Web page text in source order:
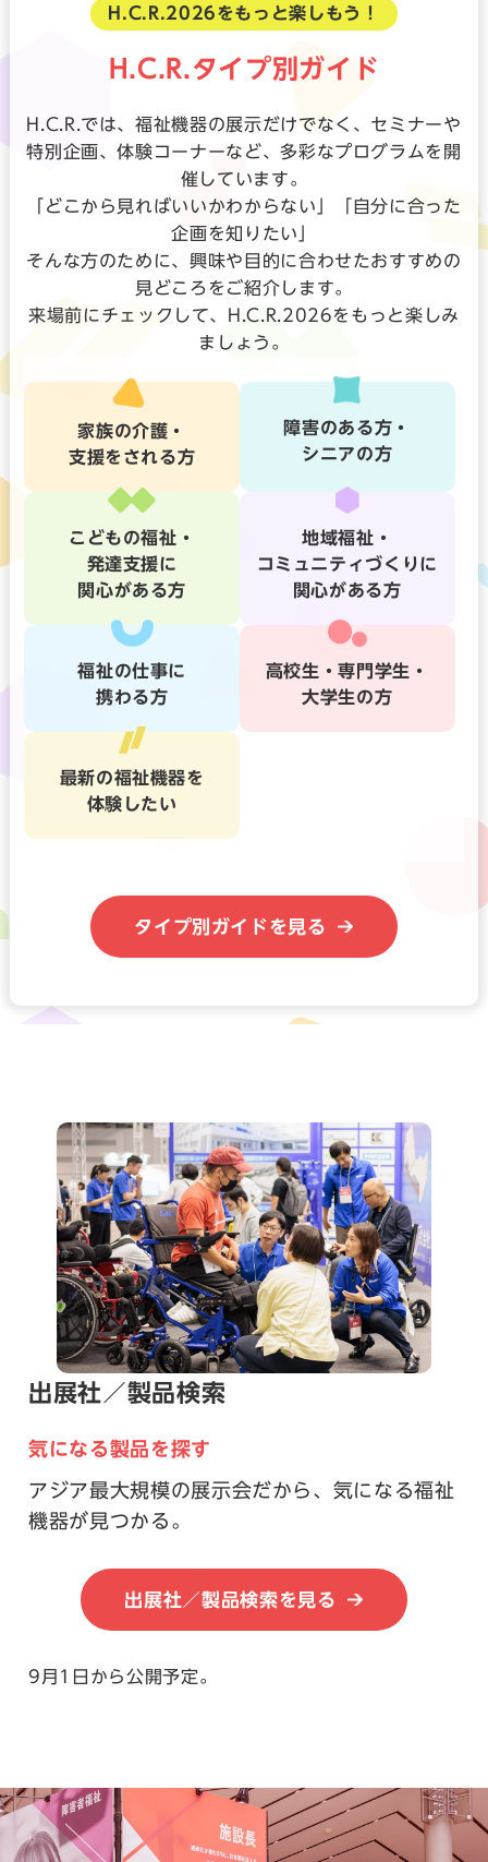
H.C.R.2026をもっと楽しもう！
H.C.R.タイプ別ガイド
H.C.R.では、福祉機器の展示だけでなく、セミナーや
特別企画、体験コーナーなど、多彩なプログラムを開
催しています。
「どこから見ればいいかわからない」「自分に合った
企画を知りたい」
そんな方のために、興味や目的に合わせたおすすめの
見どころをご紹介します。
来場前にチェックして、H.C.R.2026をもっと楽しみ
ましょう。
家族の介護・
支援をされる方
障害のある方・
シニアの方
こどもの福祉・
発達支援に
関心がある方
地域福祉・
コミュニティづくりに
関心がある方
福祉の仕事に
携わる方
高校生・専門学生・
大学生の方
最新の福祉機器を
体験したい
タイプ別ガイドを見る
出展社／製品検索
気になる製品を探す
アジア最大規模の展示会だから、気になる福祉
機器が見つかる。
出展社／製品検索を見る
9月1日から公開予定。